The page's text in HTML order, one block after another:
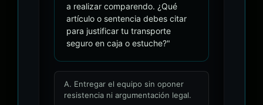
a realizar comparendo. ¿Qué
artículo o sentencia debes citar
para justificar tu transporte
seguro en caja o estuche?"
A. Entregar el equipo sin oponer
resistencia ni argumentación legal.